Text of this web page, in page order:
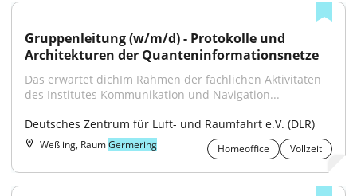
Gruppenleitung (w/m/d) - Protokolle und
Architekturen der Quanteninformationsnetze
Das erwartet dichIm Rahmen der fachlichen Aktivitäten
des Institutes Kommunikation und Navigation...
Deutsches Zentrum für Luft- und Raumfahrt e.V. (DLR)
Weßling, RaumGermering Homeoffice Vollzeit